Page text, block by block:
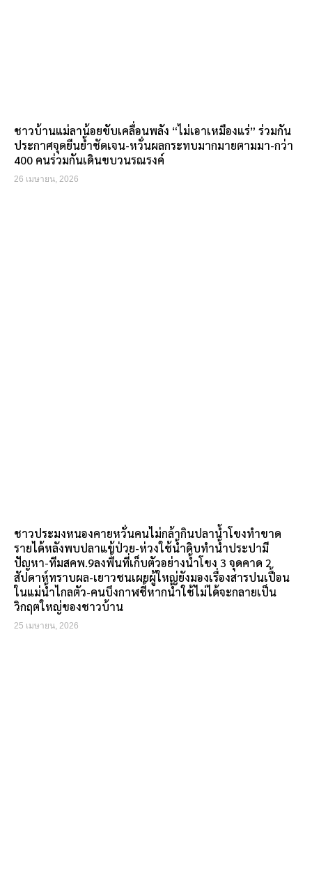
ชาวบ้านแม่ลาน้อยขับเคลื่อนพลัง “ไม่เอาเหมืองแร่” ร่วมกัน
ประกาศจุดยืนย้ำชัดเจน-หวั่นผลกระทบมากมายตามมา-กว่า
400 คนร่วมกันเดินขบวนรณรงค์
26 เมษายน, 2026
ชาวประมงหนองคายหวั่นคนไม่กล้ากินปลาน้ำโขงทำขาด
รายได้หลังพบปลาแข้ป่วย-ห่วงใช้น้ำดิบทำน้ำประปามี
ปัญหา-ทีมสคพ.9ลงพื้นที่เก็บตัวอย่างน้ำโขง 3 จุดคาด 2
สัปดาห์ทราบผล-เยาวชนเผยผู้ใหญ่ยังมองเรื่องสารปนเปื้อน
ในแม่น้ำไกลตัว-คนบึงกาฬชี้หากน้ำใช้ไม่ได้จะกลายเป็น
วิกฤตใหญ่ของชาวบ้าน
25 เมษายน, 2026